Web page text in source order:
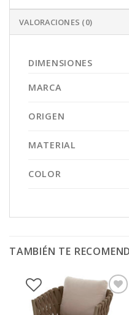
VALORACIONES (0)
DIMENSIONES
MARCA
ORIGEN
MATERIAL
COLOR
TAMBIÉN TE